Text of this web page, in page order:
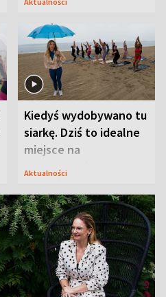
Kiedyś wydobywano tu
siarkę. Dziś to idealne
miejsce na
wypoczynek
Aktualności